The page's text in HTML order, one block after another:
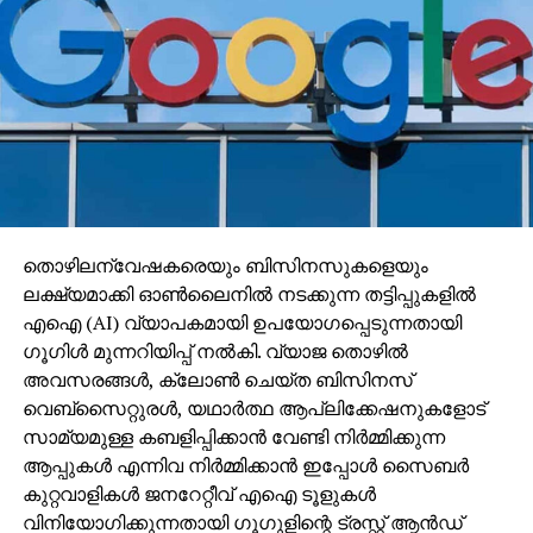
ചികില്‍സിക്കപ്പെടേണ്ടതുണ്ട്.
RELATED TOPICS:
UP NEXT
കരുത്തിന്റെ ആ ശബ്ദം
കൊടിഞ്ഞിയില്‍ കൊല്ലപ്പെട്ട ഫൈസലിന്റ
കഫീല്‍ അബ്ദുല്ല അല്‍മുഹാവിസിന്റെ വാക്കുകള്‍
തൊഴിലന്വേഷകരെയും ബിസിനസുകളെയും
ലക്ഷ്യമാക്കി ഓണ്‍ലൈനില്‍ നടക്കുന്ന തട്ടിപ്പുകളില്‍
എഐ (AI) വ്യാപകമായി ഉപയോഗപ്പെടുന്നതായി
ഗൂഗിള്‍ മുന്നറിയിപ്പ് നല്‍കി. വ്യാജ തൊഴില്‍
അവസരങ്ങള്‍, ക്ലോണ്‍ ചെയ്ത ബിസിനസ്
വെബ്‌സൈറ്റുരള്‍, യഥാര്‍ത്ഥ ആപ്ലിക്കേഷനുകളോട്
സാമ്യമുള്ള കബളിപ്പിക്കാന്‍ വേണ്ടി നിര്‍മ്മിക്കുന്ന
ആപ്പുകള്‍ എന്നിവ നിര്‍മ്മിക്കാന്‍ ഇപ്പോള്‍ സൈബര്‍
കുറ്റവാളികള്‍ ജനറേറ്റീവ് എഐ ടൂളുകള്‍
വിനിയോഗിക്കുന്നതായി ഗൂഗുളിന്റെ ട്രസ്റ്റ് ആന്‍ഡ്